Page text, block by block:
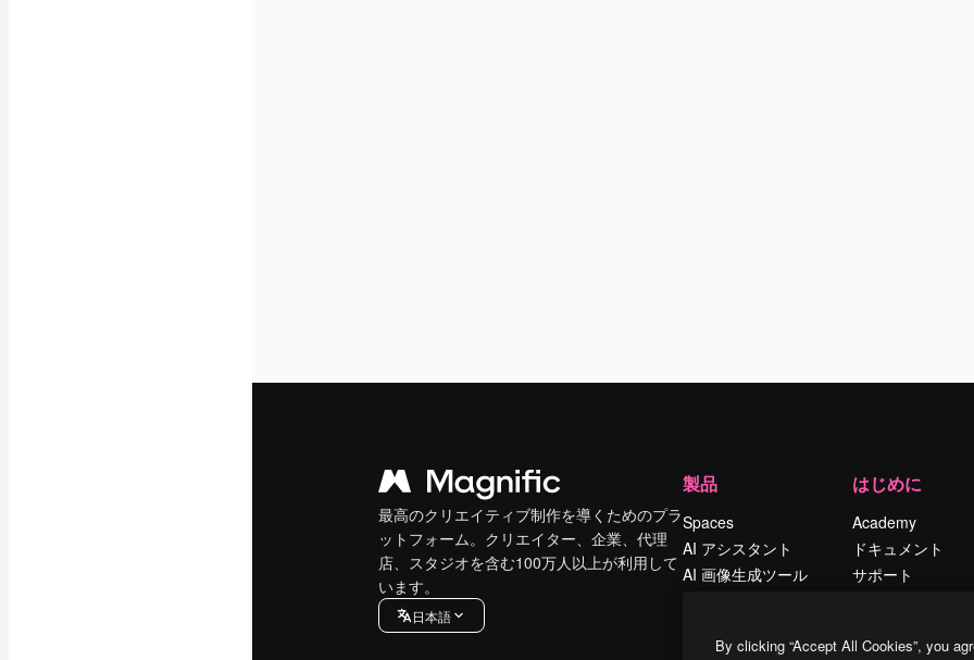
最高のクリエイティブ制作を導くためのプラ
ットフォーム。クリエイター、企業、代理
店、スタジオを含む100万人以上が利用して
います。
日本語
製品
Spaces
AI アシスタント
AI 画像生成ツール
ストックコンテン
はじめに
Academy
ドキュメント
サポート
シー
By clicking “Accept All Cookies”, you